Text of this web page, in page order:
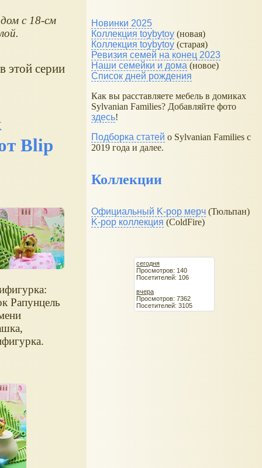
с 18-см
этой серии
Blip
Рапунцель
Новинки 2025
Коллекция toybytoy (новая)
Коллекция toybytoy (старая)
Ревизия семей на конец 2023
Наши семейки и дома (новое)
Список дней рождения
Как вы расставляете мебель в домиках
Sylvanian Families? Добавляйте фото
здесь!
Подборка статей о Sylvanian Families с
2019 года и далее.
Коллекции
Официальный K-pop мерч (Тюльпан)
K-pop коллекция (ColdFire)
сегодня
Просмотров: 140
Посетителей: 106
вчера
Просмотров: 7362
Посетителей: 3105